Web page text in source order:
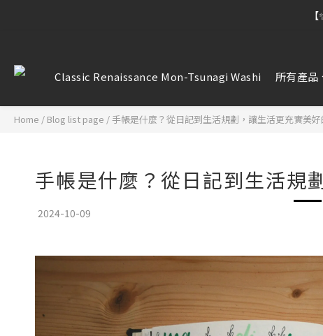
【雷雕訂單
【雷雕訂單
Classic Renaissance Mon-Tsunagi Washi 所有產品
Home / Blog list page /手帳是什麼？從日記到生活規劃，讓生活更充實美好
手帳是什麼？從日記到生活規
2024-10-09